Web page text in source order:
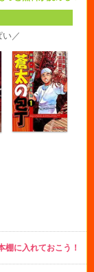
／
棚に入れておこう！